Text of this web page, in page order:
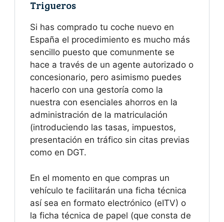
Trigueros
Si has comprado tu coche nuevo en
España el procedimiento es mucho más
sencillo puesto que comunmente se
hace a través de un agente autorizado o
concesionario, pero asimismo puedes
hacerlo con una gestoría como la
nuestra con esenciales ahorros en la
administración de la matriculación
(introduciendo las tasas, impuestos,
presentación en tráfico sin citas previas
como en DGT.
En el momento en que compras un
vehículo te facilitarán una ficha técnica
así sea en formato electrónico (eITV) o
la ficha técnica de papel (que consta de